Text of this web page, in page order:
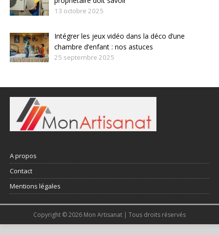
13 octobre 2025
Intégrer les jeux vidéo dans la déco d’une
chambre d’enfant : nos astuces
25 septembre 2025
A propos
Contact
Mentions légales
Copyright © 2026 Mon Artisanat | Tous droits réservés